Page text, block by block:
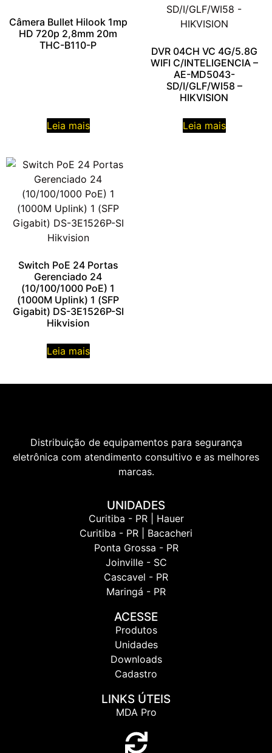
Câmera Bullet Hilook 1mp
HD 720p 2,8mm 20m
THC-B110-P
Leia mais
DVR 04CH VC 4G/5.8G
WIFI C/INTELIGENCIA –
AE-MD5043-
SD/I/GLF/WI58 –
HIKVISION
Leia mais
Switch PoE 24 Portas
Gerenciado 24
(10/100/1000 PoE) 1
(1000M Uplink) 1 (SFP
Gigabit) DS-3E1526P-SI
Hikvision
Leia mais
Distribuição de equipamentos para segurança
eletrônica com atendimento consultivo e as melhores
marcas.
UNIDADES
Curitiba - PR | Hauer
Curitiba - PR | Bacacheri
Ponta Grossa - PR
Joinville - SC
Cascavel - PR
Maringá - PR
ACESSE
Produtos
Unidades
Downloads
Cadastro
LINKS ÚTEIS
MDA Pro